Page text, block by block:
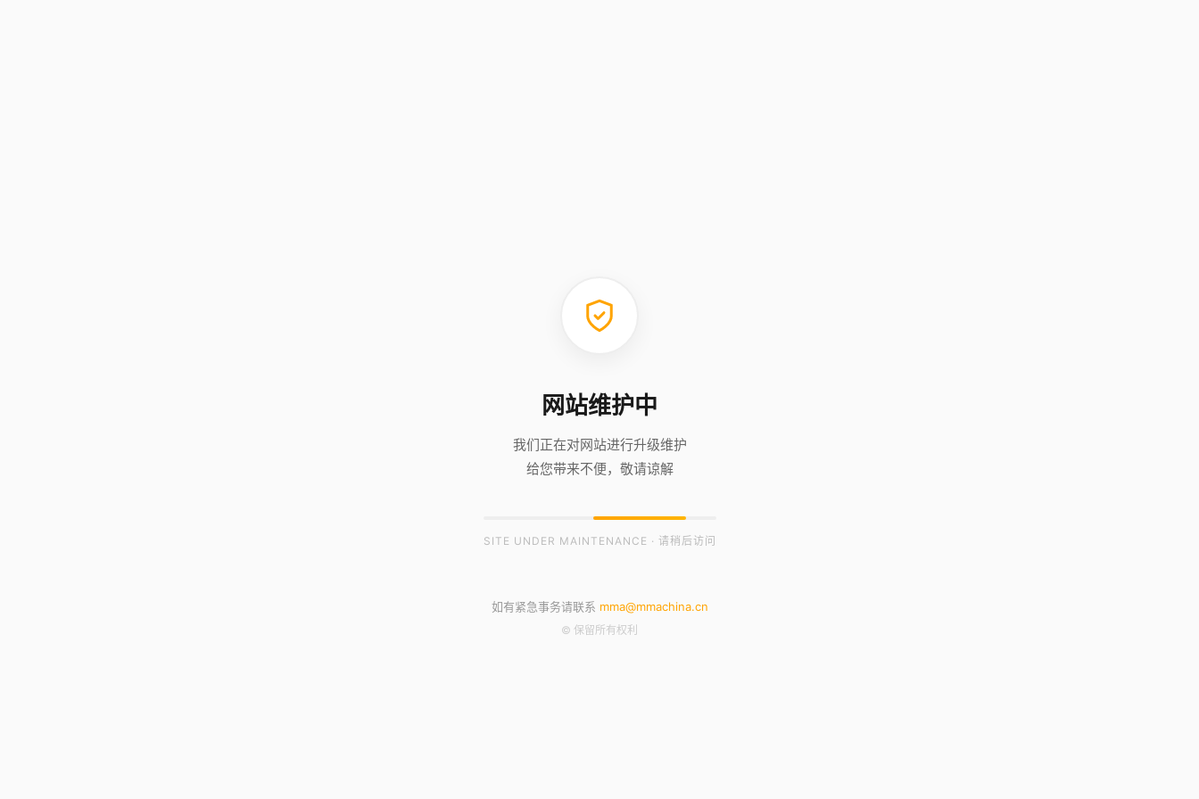
网站维护中
我们正在对网站进行升级维护
给您带来不便，敬请谅解
SITE UNDER MAINTENANCE · 请稍后访问
如有紧急事务请联系 mma@mmachina.cn
© 保留所有权利